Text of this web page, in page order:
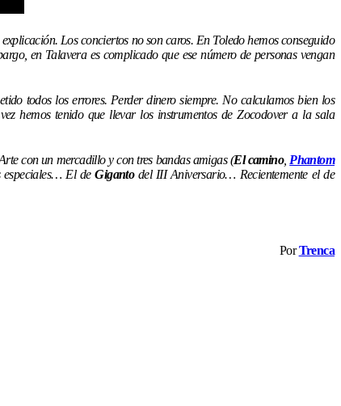
Los conciertos no son caros. En Toledo hemos conseguido
en Talavera es complicado que ese número de personas vengan
todos los errores. Perder dinero siempre. No calculamos bien los
hemos tenido que llevar los instrumentos de Zocodover a la sala
con un mercadillo y con tres bandas amigas (El camino, Phantom
especiales… El deGigantodel III Aniversario… Recientemente el de
PorTrenca